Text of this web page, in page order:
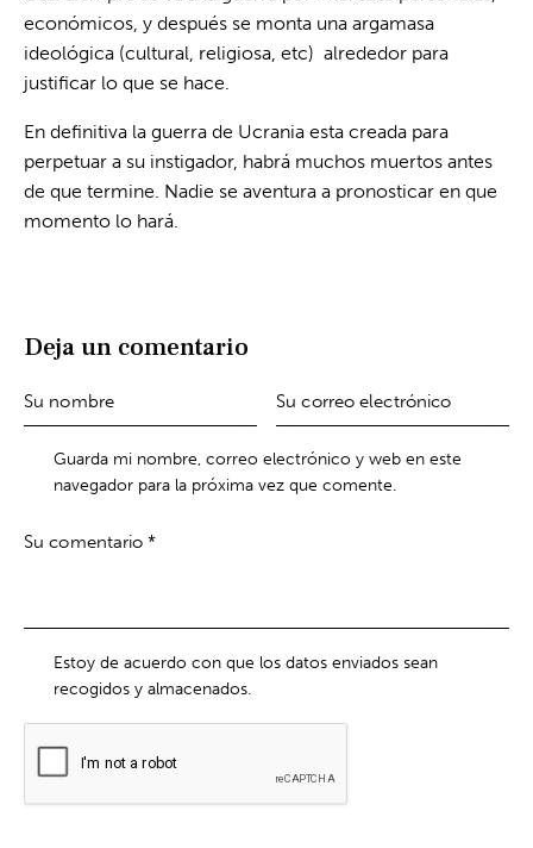
económicos, y después se monta una argamasa
ideológica (cultural, religiosa, etc) alrededor para
justificar lo que se hace.
En definitiva la guerra de Ucrania esta creada para
perpetuar a su instigador, habrá muchos muertos antes
de que termine. Nadie se aventura a pronosticar en que
momento lo hará.
Deja un comentario
Guarda mi nombre, correo electrónico y web en este
navegador para la próxima vez que comente.
Estoy de acuerdo con que los datos enviados sean
recogidos y almacenados.